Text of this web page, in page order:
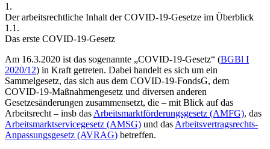
1.
Der arbeitsrechtliche Inhalt der COVID-19-Gesetze im Überblick
1.1.
Das erste COVID-19-Gesetz
Am 16.3.2020 ist das sogenannte „COVID-19-Gesetz“ (BGBl I
2020/12) in Kraft getreten. Dabei handelt es sich um ein
Sammelgesetz, das sich aus dem COVID-19-FondsG, dem
COVID-19-Maßnahmengesetz und diversen anderen
Gesetzesänderungen zusammensetzt, die – mit Blick auf das
Arbeitsrecht – insb das Arbeitsmarktförderungsgesetz (AMFG), das
Arbeitsmarktservicegesetz (AMSG) und das Arbeitsvertragsrechts-
Anpassungsgesetz (AVRAG) betreffen.